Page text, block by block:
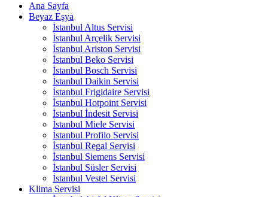
Ana Sayfa
Beyaz Eşya
İstanbul Altus Servisi
İstanbul Arçelik Servisi
İstanbul Ariston Servisi
İstanbul Beko Servisi
İstanbul Bosch Servisi
İstanbul Daikin Servisi
İstanbul Frigidaire Servisi
İstanbul Hotpoint Servisi
İstanbul İndesit Servisi
İstanbul Miele Servisi
İstanbul Profilo Servisi
İstanbul Regal Servisi
İstanbul Siemens Servisi
İstanbul Süsler Servisi
İstanbul Vestel Servisi
Klima Servisi